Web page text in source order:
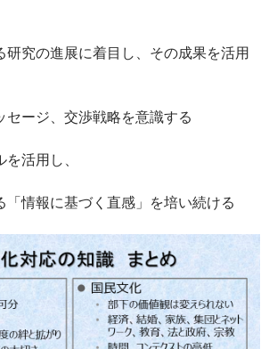
研究の進展に着目し、その成果を活用
セージ、交渉戦略を意識する
活用し、
「情報に基づく直感」を培い続ける